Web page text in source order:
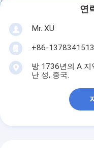
연
Mr. XU
+86-
방 1736년의 A 지
난 성, 중국.